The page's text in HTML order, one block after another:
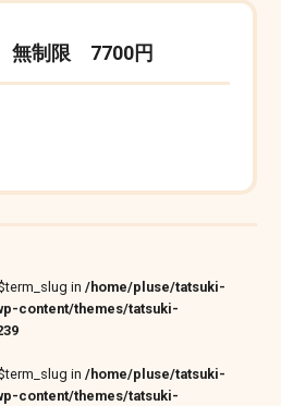
制限 7700円
in/home/pluse/tatsuki-
content/themes/tatsuki-
in/home/pluse/tatsuki-
content/themes/tatsuki-